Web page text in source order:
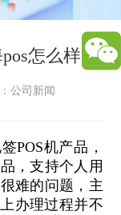
怎么样
公司新闻
POS机产品，
，支持个人用
难的问题，主
办理过程并不